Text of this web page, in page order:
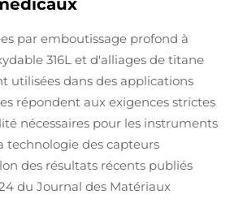
par emboutissage profond à
316L et d'alliages de titane
utilisées dans des applications
répondent aux exigences strictes
nécessaires pour les instruments
technologie des capteurs
des résultats récents publiés
du Journal des Matériaux